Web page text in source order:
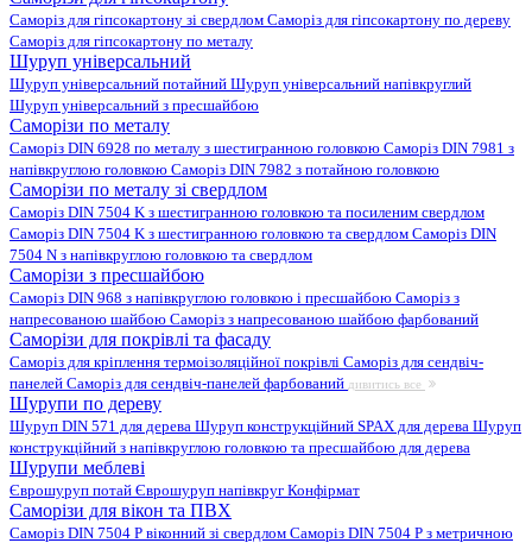
Саморіз для гіпсокартону зі свердлом Саморіз для гіпсокартону по дереву
Саморіз для гіпсокартону по металу
Шуруп універсальний
Шуруп універсальний потайний Шуруп універсальний напівкруглий
Шуруп універсальний з пресшайбою
Саморізи по металу
Саморіз DIN 6928 по металу з шестигранною головкою Саморіз DIN 7981 з
напівкруглою головкою Саморіз DIN 7982 з потайною головкою
Саморізи по металу зі свердлом
Саморіз DIN 7504 K з шестигранною головкою та посиленим свердлом
Саморіз DIN 7504 K з шестигранною головкою та свердлом Саморіз DIN
7504 N з напівкруглою головкою та свердлом
Саморізи з пресшайбою
Саморіз DIN 968 з напівкруглою головкою і пресшайбою Саморіз з
напресованою шайбою Саморіз з напресованою шайбою фарбований
Саморізи для покрівлі та фасаду
Саморіз для кріплення термоізоляційної покрівлі Саморіз для сендвіч-
панелей Саморіз для сендвіч-панелей фарбований дивитись все
Шурупи по дереву
Шуруп DIN 571 для дерева Шуруп конструкційний SPAX для дерева Шуруп
конструкційний з напівкруглою головкою та пресшайбою для дерева
Шурупи меблеві
Єврошуруп потай Єврошуруп напівкруг Конфірмат
Саморізи для вікон та ПВХ
Саморіз DIN 7504 P віконний зі свердлом Саморіз DIN 7504 P з метричною